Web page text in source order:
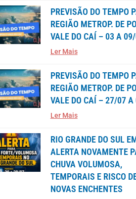
PREVISÃO DO TEMPO
REGIÃO METROP. DE
VALE DO CAÍ – 03 A
Ler Mais
PREVISÃO DO TEMPO
REGIÃO METROP. DE
VALE DO CAÍ – 27/07
Ler Mais
RIO GRANDE DO SUL
ALERTA NOVAMENTE
CHUVA VOLUMOSA,
TEMPORAIS E RISCO
NOVAS ENCHENTES